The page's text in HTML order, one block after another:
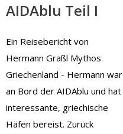
AIDAblu Teil I
Ein Reisebericht von
Hermann Graßl Mythos
Griechenland - Hermann war
an Bord der AIDAblu und hat
interessante, griechische
Häfen bereist. Zurück